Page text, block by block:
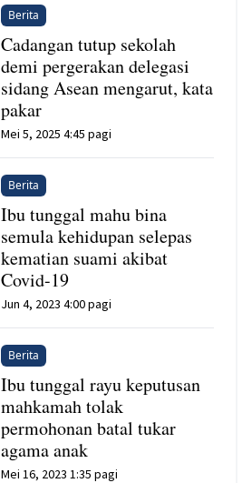
Berita
Cadangan tutup sekolah
demi pergerakan delegasi
sidang Asean mengarut, kata
pakar
Mei 5, 2025 4:45 pagi
Berita
Ibu tunggal mahu bina
semula kehidupan selepas
kematian suami akibat
Covid-19
Jun 4, 2023 4:00 pagi
Berita
Ibu tunggal rayu keputusan
mahkamah tolak
permohonan batal tukar
agama anak
Mei 16, 2023 1:35 pagi